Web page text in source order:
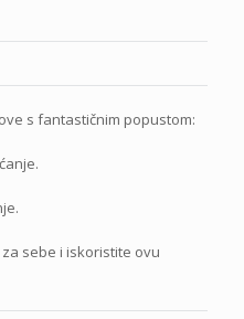
s fantastičnim popustom:
sebe i iskoristite ovu